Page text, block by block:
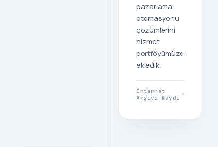
pazarlama
otomasyonu
çözümlerini
hizmet
portföyümüze
ekledik.
İnternet
Arşivi Kaydı